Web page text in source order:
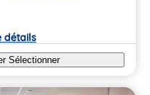
détails
Sélectionner